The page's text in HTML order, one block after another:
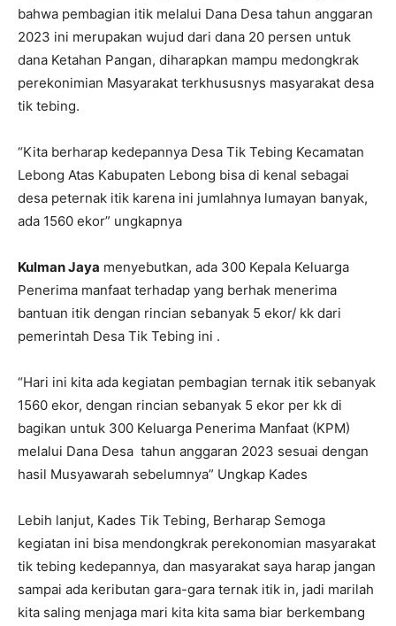
bahwa pembagian itik melalui Dana Desa tahun anggaran
2023 ini merupakan wujud dari dana 20 persen untuk
dana Ketahan Pangan, diharapkan mampu medongkrak
perekonimian Masyarakat terkhususnys masyarakat desa
tik tebing.
“Kita berharap kedepannya Desa Tik Tebing Kecamatan
Lebong Atas Kabupaten Lebong bisa di kenal sebagai
desa peternak itik karena ini jumlahnya lumayan banyak,
ada 1560 ekor” ungkapnya
Kulman Jaya menyebutkan, ada 300 Kepala Keluarga
Penerima manfaat terhadap yang berhak menerima
bantuan itik dengan rincian sebanyak 5 ekor/ kk dari
pemerintah Desa Tik Tebing ini .
“Hari ini kita ada kegiatan pembagian ternak itik sebanyak
1560 ekor, dengan rincian sebanyak 5 ekor per kk di
bagikan untuk 300 Keluarga Penerima Manfaat (KPM)
melalui Dana Desa tahun anggaran 2023 sesuai dengan
hasil Musyawarah sebelumnya” Ungkap Kades
Lebih lanjut, Kades Tik Tebing, Berharap Semoga
kegiatan ini bisa mendongkrak perekonomian masyarakat
tik tebing kedepannya, dan masyarakat saya harap jangan
sampai ada keributan gara-gara ternak itik in, jadi marilah
kita saling menjaga mari kita kita sama biar berkembang